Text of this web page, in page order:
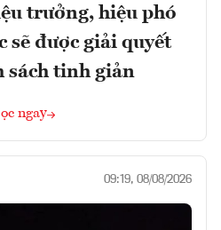
trưởng, hiệu phó
sẽ được giải quyết
sách tinh giản
ngay
09:19, 08/08/2026